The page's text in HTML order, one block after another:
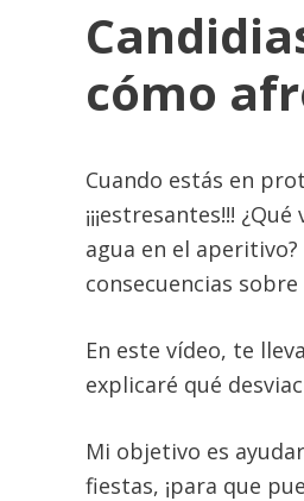
cómo
Cuando estás en
¡¡¡estresantes!!!
agua en el
consecuencias
En este vídeo, te
explicaré qué
Mi objetivo es
fiestas, ¡para que